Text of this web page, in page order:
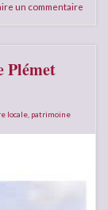
un commentaire
Plémet
locale patrimoine